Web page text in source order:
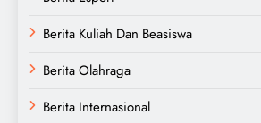
Berita Kuliah Dan Beasiswa
Berita Olahraga
Berita Internasional